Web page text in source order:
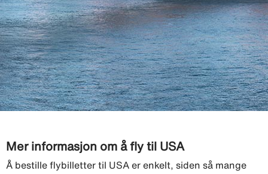
Mer informasjon om å fly til USA
Å bestille flybilletter til USA er enkelt, siden så mange